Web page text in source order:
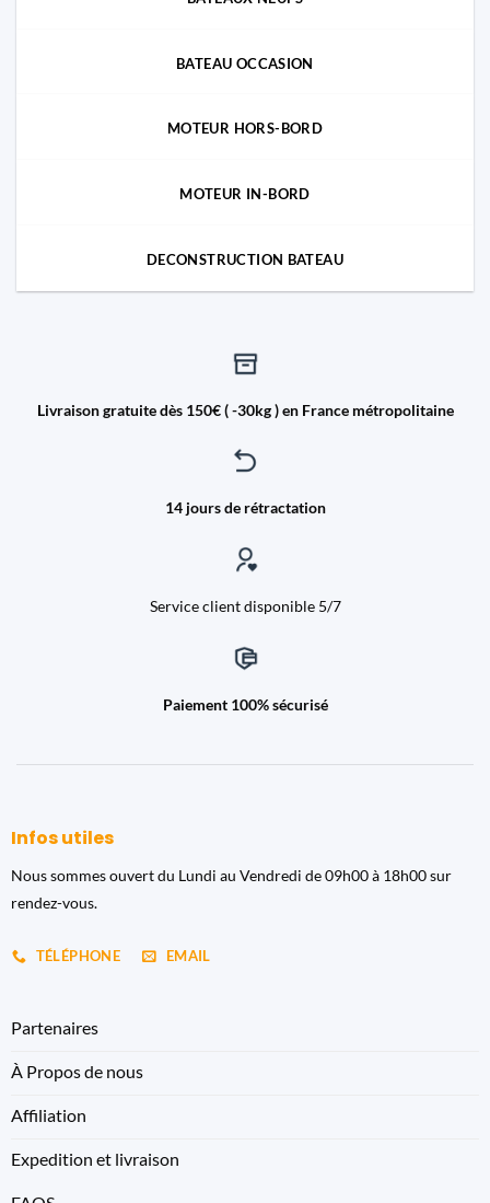
BATEAU OCCASION
MOTEUR HORS-BORD
MOTEUR IN-BORD
DECONSTRUCTION BATEAU
Livraison gratuite dès 150€ ( -30kg ) en France métropolitaine
14 jours de rétractation
Service client disponible 5/7
Paiement 100% sécurisé
Infos utiles
Nous sommes ouvert du Lundi au Vendredi de 09h00 à 18h00 sur
rendez-vous.
TÉLÉPHONE EMAIL
Partenaires
À Propos de nous
Affiliation
Expedition et livraison